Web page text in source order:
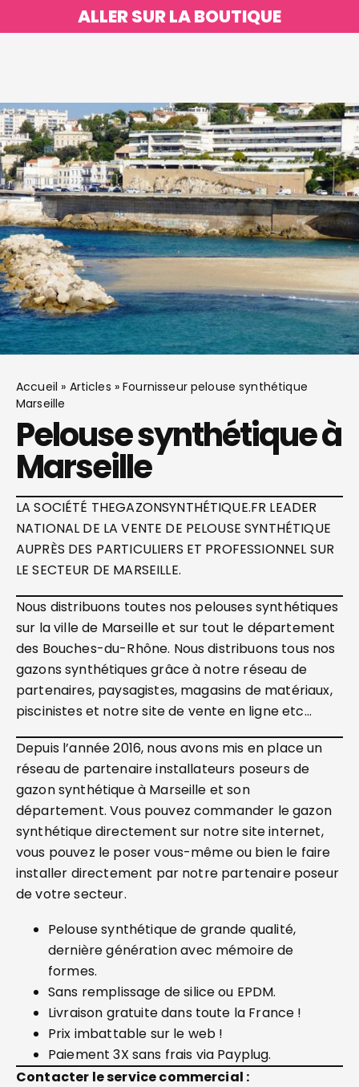
ALLER SUR LA BOUTIQUE
Accueil » Articles »Fournisseur pelouse synthétique
Marseille
Pelouse synthétique à
Marseille
LA SOCIÉTÉ THEGAZONSYNTHÉTIQUE.FR LEADER
NATIONAL DE LA VENTE DE PELOUSE SYNTHÉTIQUE
AUPRÈS DES PARTICULIERS ET PROFESSIONNEL SUR
LE SECTEUR DE MARSEILLE.
Nous distribuons toutes nos pelouses synthétiques
sur la ville de Marseille et sur tout le département
des Bouches-du-Rhône. Nous distribuons tous nos
gazons synthétiques grâce à notre réseau de
partenaires, paysagistes, magasins de matériaux,
piscinistes et notre site de vente en ligne etc…
Depuis l’année 2016, nous avons mis en place un
réseau de partenaire installateurs poseurs de
gazon synthétique à Marseille et son
département. Vous pouvez commander le gazon
synthétique directement sur notre site internet,
vous pouvez le poser vous-même ou bien le faire
installer directement par notre partenaire poseur
de votre secteur.
Pelouse synthétique de grande qualité,
dernière génération avec mémoire de
formes.
Sans remplissage de silice ou EPDM.
Livraison gratuite dans toute la France !
Prix imbattable sur le web !
Paiement 3X sans frais via Payplug.
Contacter le service commercial :